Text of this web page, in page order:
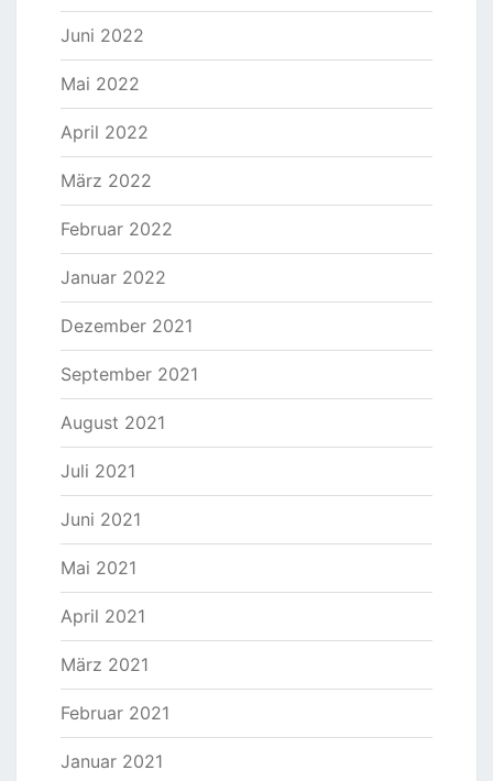
Juni 2022
Mai 2022
April 2022
März 2022
Februar 2022
Januar 2022
Dezember 2021
September 2021
August 2021
Juli 2021
Juni 2021
Mai 2021
April 2021
März 2021
Februar 2021
Januar 2021